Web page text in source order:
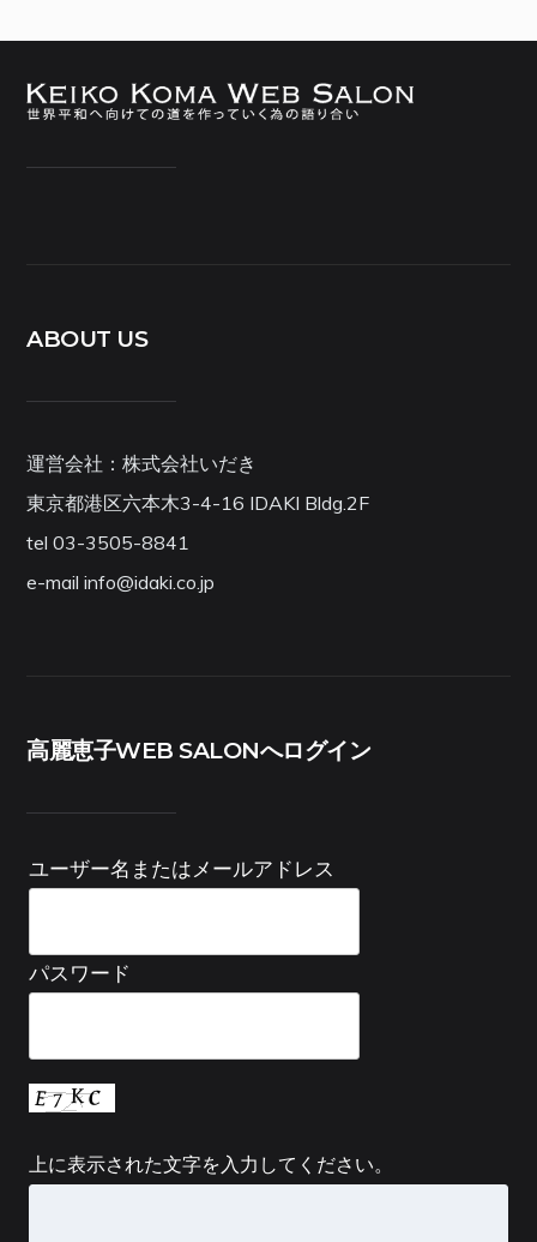
ABOUT US
運営会社：株式会社いだき
東京都港区六本木3-4-16 IDAKI Bldg.2F
tel 03-3505-8841
e-mail info@idaki.co.jp
高麗恵子WEB SALONへログイン
ユーザー名またはメールアドレス
パスワード
上に表示された文字を入力してください。